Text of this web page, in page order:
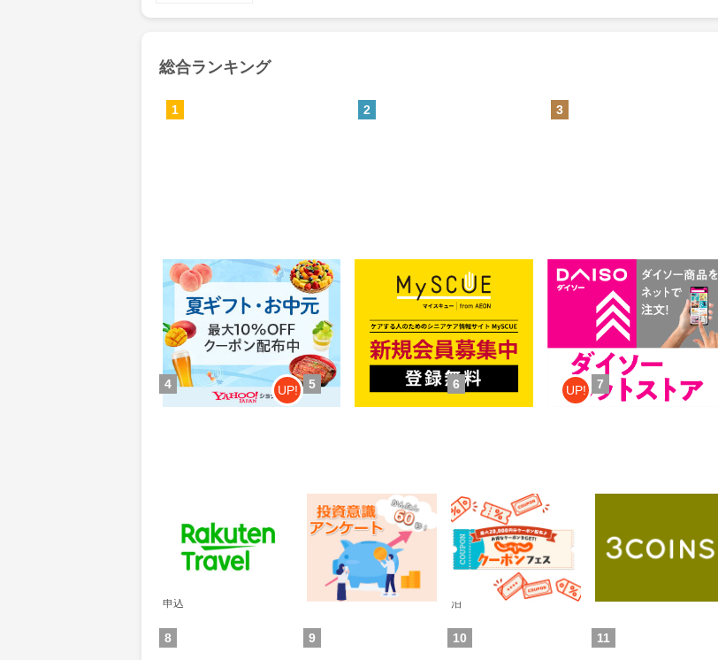
総合ランキング
Yahoo!ショッピング(ヤフー シ
ョッピング)
1
0.46% 還元
獲得条件：お買い物
MySCUE（マイスキュー）
2
獲得条件：無料会員登録
公式通販【ダイソーネットスト
ア】
3
還元
獲得条件：お買い物
4 UP!
ポイント
通常：50ポイント
申込
レオンワークス 投資ア
ンケート
5
ポイント
獲得条件：その他(ため方)
じゃらんnet
6 UP!
0.6%
還元
通常：0.5%還元
獲得条件：ホテル・旅館宿
泊
ONLINE STORE（パル
クローゼットオンライ
7
1%還元
8 9 10 11